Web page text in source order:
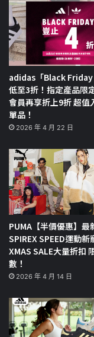
adidas「Black Friday
低至3折！指定產品限
會員再享折上9折 超值
單品！
2026 年 4 月 22 日
PUMA【半價優惠】最
SPIREX SPEED運動新
XMAS SALE大量折扣
數！
2026 年 4 月 14 日